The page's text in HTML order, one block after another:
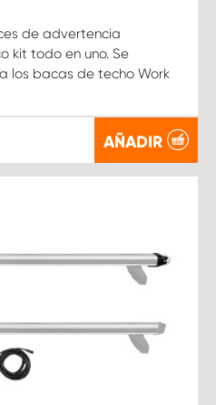
de advertencia
kit todo en uno. Se
bacas de techo Work
AÑADIR